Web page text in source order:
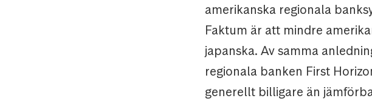
amerikanska regionala
Faktum är att mindre
japanska. Av samma
regionala banken First
generellt billigare än